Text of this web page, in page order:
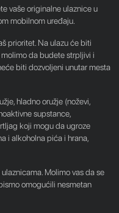
vaše originalne ulaznice u
mobilnom uređaju.
prioritet. Na ulazu će biti
da budete strpljivi i
biti dozvoljeni unutar mesta
hladno oružje (noževi,
supstance,
koji mogu da ugroze
i alkoholna pića i hrana,
Molimo vas da se
omogućili nesmetan